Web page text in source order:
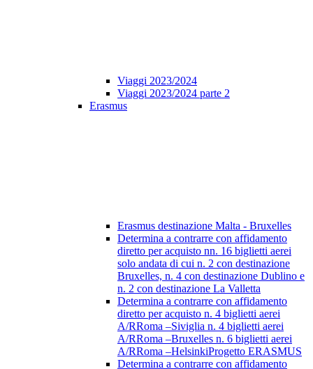
Viaggi 2023/2024
Viaggi 2023/2024 parte 2
Erasmus
Erasmus destinazione Malta - Bruxelles
Determina a contrarre con affidamento
diretto per acquisto nn. 16 biglietti aerei
solo andata di cui n. 2 con destinazione
Bruxelles, n. 4 con destinazione Dublino e
n. 2 con destinazione La Valletta
Determina a contrarre con affidamento
diretto per acquisto n. 4 biglietti aerei
A/RRoma –Siviglia n. 4 biglietti aerei
A/RRoma –Bruxelles n. 6 biglietti aerei
A/RRoma –HelsinkiProgetto ERASMUS
Determina a contrarre con affidamento